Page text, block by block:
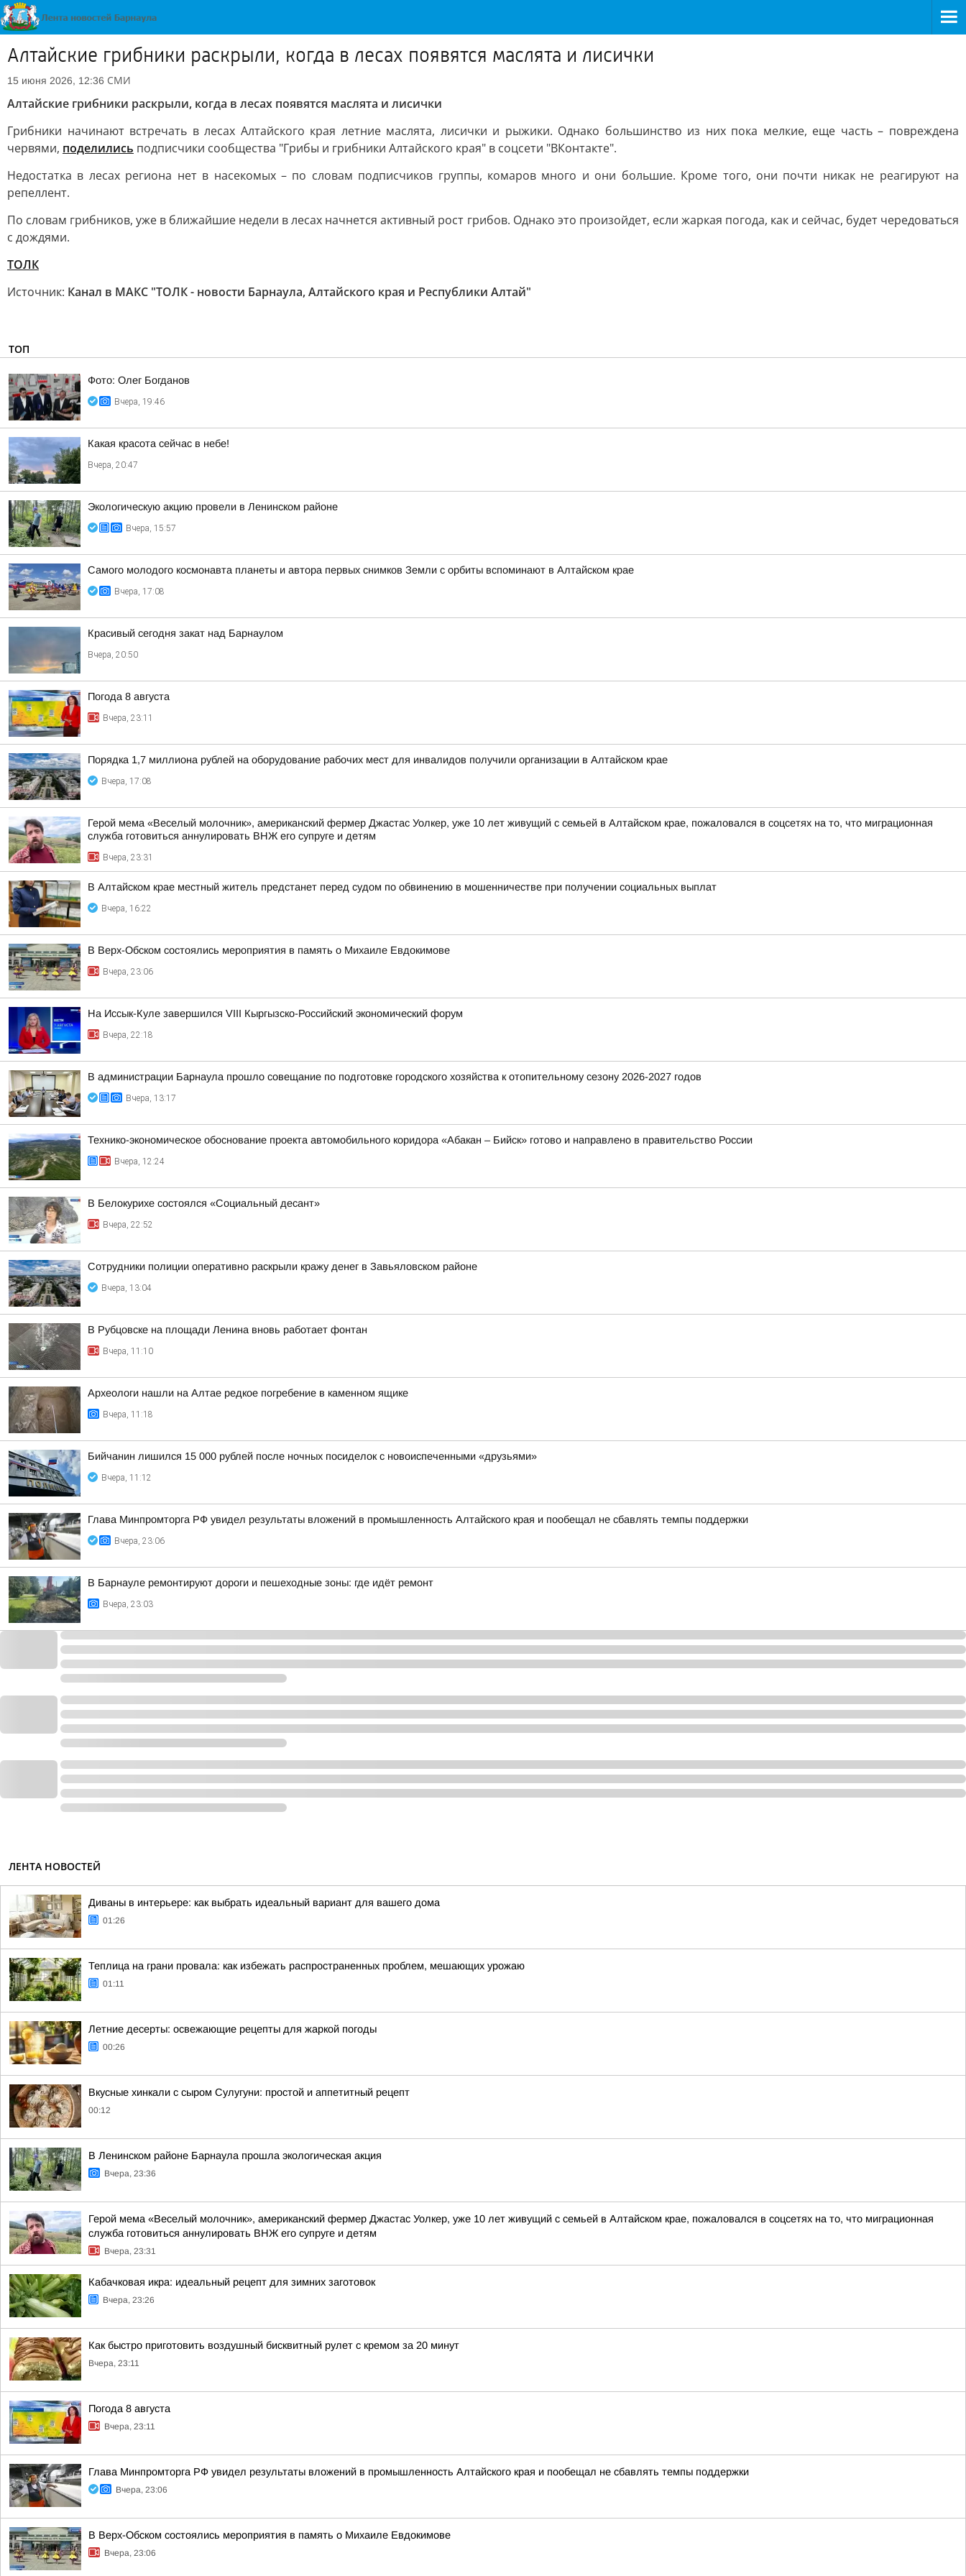
Алтайские грибники раскрыли, когда в лесах появятся маслята и лисички
15 июня 2026, 12:36 СМИ
Алтайские грибники раскрыли, когда в лесах появятся маслята и лисички
Грибники начинают встречать в лесах Алтайского края летние маслята, лисички и рыжики. Однако большинство из них пока мелкие, еще часть – повреждена
червями, поделились подписчики сообщества "Грибы и грибники Алтайского края" в соцсети "ВКонтакте".
Недостатка в лесах региона нет в насекомых – по словам подписчиков группы, комаров много и они большие. Кроме того, они почти никак не реагируют на
репеллент.
По словам грибников, уже в ближайшие недели в лесах начнется активный рост грибов. Однако это произойдет, если жаркая погода, как и сейчас, будет чередоваться
с дождями.
ТОЛК
Источник: Канал в МАКС "ТОЛК - новости Барнаула, Алтайского края и Республики Алтай"
ТОП
Фото: Олег Богданов
Вчера, 19:46
Какая красота сейчас в небе!
Вчера, 20:47
Экологическую акцию провели в Ленинском районе
Вчера, 15:57
Самого молодого космонавта планеты и автора первых снимков Земли с орбиты вспоминают в Алтайском крае
Вчера, 17:08
Красивый сегодня закат над Барнаулом
Вчера, 20:50
Погода 8 августа
Вчера, 23:11
Порядка 1,7 миллиона рублей на оборудование рабочих мест для инвалидов получили организации в Алтайском крае
Вчера, 17:08
Герой мема «Веселый молочник», американский фермер Джастас Уолкер, уже 10 лет живущий с семьей в Алтайском крае, пожаловался в соцсетях на то, что миграционная
служба готовиться аннулировать ВНЖ его супруге и детям
Вчера, 23:31
В Алтайском крае местный житель предстанет перед судом по обвинению в мошенничестве при получении социальных выплат
Вчера, 16:22
В Верх-Обском состоялись мероприятия в память о Михаиле Евдокимове
Вчера, 23:06
На Иссык-Куле завершился VIII Кыргызско-Российский экономический форум
Вчера, 22:18
В администрации Барнаула прошло совещание по подготовке городского хозяйства к отопительному сезону 2026-2027 годов
Вчера, 13:17
Технико-экономическое обоснование проекта автомобильного коридора «Абакан – Бийск» готово и направлено в правительство России
Вчера, 12:24
В Белокурихе состоялся «Социальный десант»
Вчера, 22:52
Сотрудники полиции оперативно раскрыли кражу денег в Завьяловском районе
Вчера, 13:04
В Рубцовске на площади Ленина вновь работает фонтан
Вчера, 11:10
Археологи нашли на Алтае редкое погребение в каменном ящике
Вчера, 11:18
Бийчанин лишился 15 000 рублей после ночных посиделок с новоиспеченными «друзьями»
Вчера, 11:12
Глава Минпромторга РФ увидел результаты вложений в промышленность Алтайского края и пообещал не сбавлять темпы поддержки
Вчера, 23:06
В Барнауле ремонтируют дороги и пешеходные зоны: где идёт ремонт
Вчера, 23:03
ЛЕНТА НОВОСТЕЙ
Диваны в интерьере: как выбрать идеальный вариант для вашего дома
01:26
Теплица на грани провала: как избежать распространенных проблем, мешающих урожаю
01:11
Летние десерты: освежающие рецепты для жаркой погоды
00:26
Вкусные хинкали с сыром Сулугуни: простой и аппетитный рецепт
00:12
В Ленинском районе Барнаула прошла экологическая акция
Вчера, 23:36
Герой мема «Веселый молочник», американский фермер Джастас Уолкер, уже 10 лет живущий с семьей в Алтайском крае, пожаловался в соцсетях на то, что миграционная
служба готовиться аннулировать ВНЖ его супруге и детям
Вчера, 23:31
Кабачковая икра: идеальный рецепт для зимних заготовок
Вчера, 23:26
Как быстро приготовить воздушный бисквитный рулет с кремом за 20 минут
Вчера, 23:11
Погода 8 августа
Вчера, 23:11
Глава Минпромторга РФ увидел результаты вложений в промышленность Алтайского края и пообещал не сбавлять темпы поддержки
Вчера, 23:06
В Верх-Обском состоялись мероприятия в память о Михаиле Евдокимове
Вчера, 23:06